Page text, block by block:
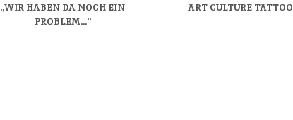
,,WIR HABEN DA NOCH EIN
PROBLEM…“
ART CULTURE TATTOO